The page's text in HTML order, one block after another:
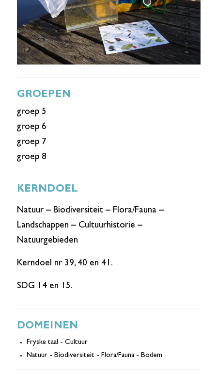
GROEPEN
groep 5
groep 6
groep 7
groep 8
KERNDOEL
Natuur – Biodiversiteit – Flora/Fauna –
Landschappen – Cultuurhistorie –
Natuurgebieden
Kerndoel nr 39, 40 en 41.
SDG 14 en 15.
DOMEINEN
Fryske taal - Cultuur
Natuur - Biodiversiteit - Flora/Fauna - Bodem